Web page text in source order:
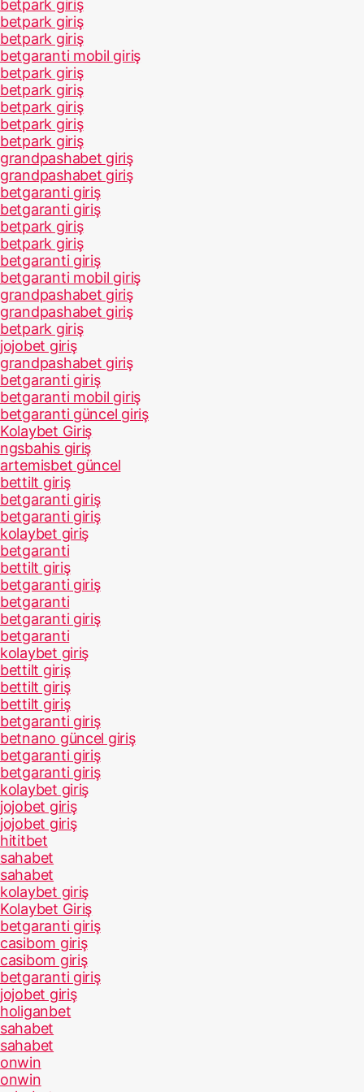
betpark giriş
betpark giriş
betpark giriş
betgaranti mobil giriş
betpark giriş
betpark giriş
betpark giriş
betpark giriş
betpark giriş
grandpashabet giriş
grandpashabet giriş
betgaranti giriş
betgaranti giriş
betpark giriş
betpark giriş
betgaranti giriş
betgaranti mobil giriş
grandpashabet giriş
grandpashabet giriş
betpark giriş
jojobet giriş
grandpashabet giriş
betgaranti giriş
betgaranti mobil giriş
betgaranti güncel giriş
Kolaybet Giriş
ngsbahis giriş
artemisbet güncel
bettilt giriş
betgaranti giriş
betgaranti giriş
kolaybet giriş
betgaranti
bettilt giriş
betgaranti giriş
betgaranti
betgaranti giriş
betgaranti
kolaybet giriş
bettilt giriş
bettilt giriş
bettilt giriş
betgaranti giriş
betnano güncel giriş
betgaranti giriş
betgaranti giriş
kolaybet giriş
jojobet giriş
jojobet giriş
hititbet
sahabet
sahabet
kolaybet giriş
Kolaybet Giriş
betgaranti giriş
casibom giriş
casibom giriş
betgaranti giriş
jojobet giriş
holiganbet
sahabet
sahabet
onwin
onwin